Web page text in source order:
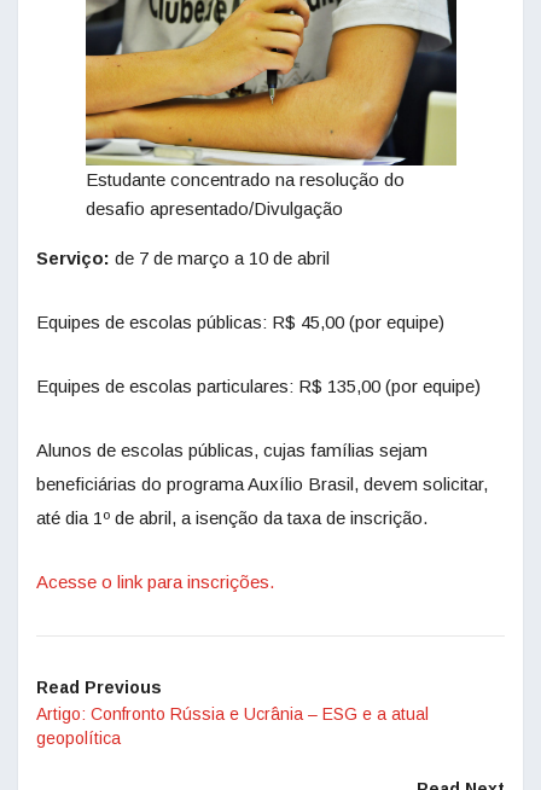
Estudante concentrado na resolução do
desafio apresentado/Divulgação
Serviço: de 7 de março a 10 de abril
Equipes de escolas públicas: R$ 45,00 (por equipe)
Equipes de escolas particulares: R$ 135,00 (por equipe)
Alunos de escolas públicas, cujas famílias sejam
beneficiárias do programa Auxílio Brasil, devem solicitar,
até dia 1º de abril, a isenção da taxa de inscrição.
Acesse o link para inscrições.
Read Previous
Artigo: Confronto Rússia e Ucrânia – ESG e a atual
geopolítica